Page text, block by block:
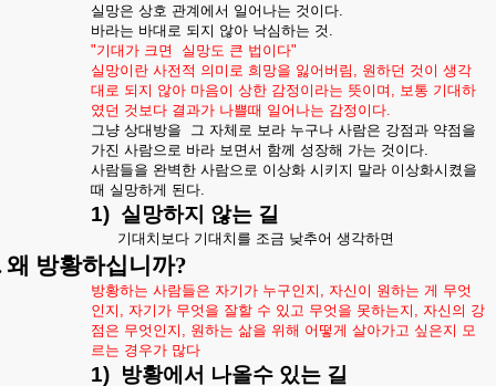
실망은 상호 관계에서 일어나는 것이다.
바라는 바대로 되지 않아 낙심하는 것 .
"기대가 크면 실망도 큰 법이다"
실망이란 사전적 의미로 희망을 잃어버림 , 원하던 것이 생각
대로 되지 않아 마음이 상한 감정이라는 뜻이며 , 보통 기대하
였던 것보다 결과가 나쁠때 일어나는 감정이다.
그냥 상대방을 그 자체로 보라 누구나 사람은 강점과 약점을
가진 사람으로 바라 보면서 함께 성장해 가는 것이다.
사람들을 완벽한 사람으로 이상화 시키지 말라 이상화시켰을
때 실망하게 된다.
1) 실망하지 않는 길
기대치보다 기대치를 조금 낮추어 생각하면
왜 방황하십니까?
방황하는 사람들은 자기가 누구인지 , 자신이 원하는 게 무엇
인지 , 자기가 무엇을 잘할 수 있고 무엇을 못하는지 , 자신의 강
점은 무엇인지 , 원하는 삶을 위해 어떻게 살아가고 싶은지 모
르는 경우가 많다
1) 방황에서 나올수 있는 길